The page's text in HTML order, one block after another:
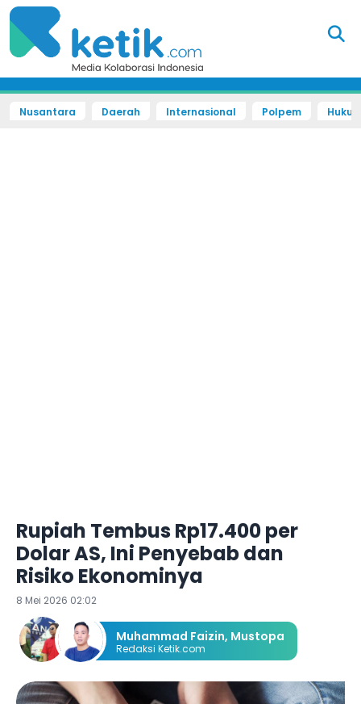
Nusantara Daerah Internasional Polpem
Rupiah Tembus Rp17.400 per
Dolar AS, Ini Penyebab dan
Risiko Ekonominya
8 Mei 2026 02:02
Muhammad Faizin, Mustopa
Redaksi Ketik.com